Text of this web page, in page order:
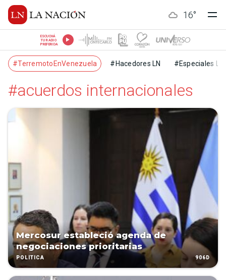
16°
ESCUCHÁ
TU RADIO
PREFERIDA
#TerremotoEnVenezuela #Hacedores LN #Especiales LN
#acuerdos internacionales
Mercosur estableció agenda de
negociaciones prioritarias
POLÍTICA 906D